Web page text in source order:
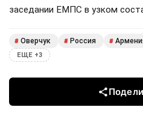
заседании ЕМПС в узком
# Оверчук # Россия #
ЕЩЕ +3